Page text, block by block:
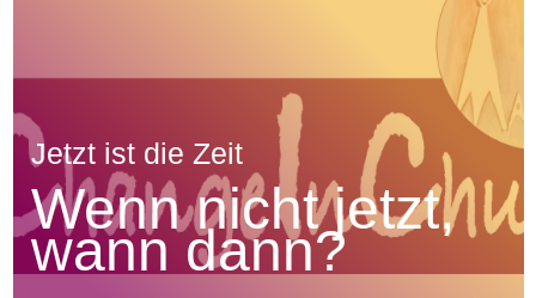
Jetzt ist die Zeit
Wenn nicht jetzt,
wann dann?